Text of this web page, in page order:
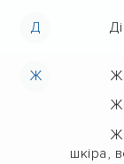
Д
Ж
шкіра,